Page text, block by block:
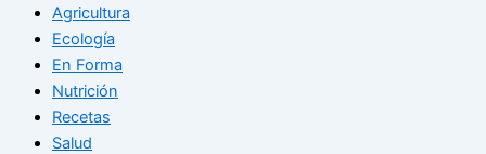
Agricultura
Ecología
En Forma
Nutrición
Recetas
Salud